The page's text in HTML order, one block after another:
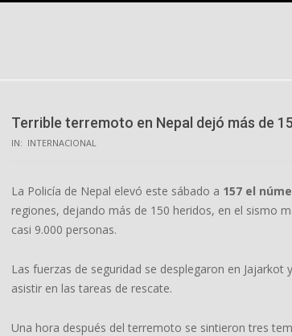
Terrible terremoto en Nepal dejó más de
IN: INTERNACIONAL
La Policía de Nepal elevó este sábado a 157 el
regiones, dejando más de 150 heridos, en el sismo
casi 9.000 personas.
Las fuerzas de seguridad se desplegaron en
asistir en las tareas de rescate.
Una hora después del terremoto se sintieron tres